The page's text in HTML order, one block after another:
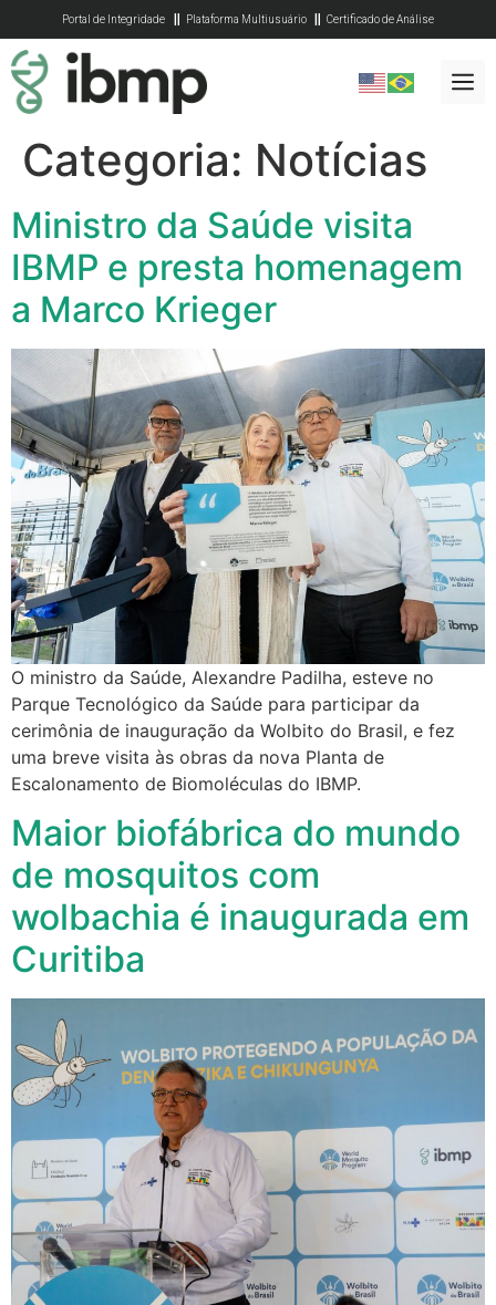
Portal de Integridade Plataforma Multiusuário Certificado de Análise
Categoria: Notícias
Ministro da Saúde visita
IBMP e presta homenagem
a Marco Krieger
O ministro da Saúde, Alexandre Padilha, esteve no
Parque Tecnológico da Saúde para participar da
cerimônia de inauguração da Wolbito do Brasil, e fez
uma breve visita às obras da nova Planta de
Escalonamento de Biomoléculas do IBMP.
Maior biofábrica do mundo
de mosquitos com
wolbachia é inaugurada em
Curitiba